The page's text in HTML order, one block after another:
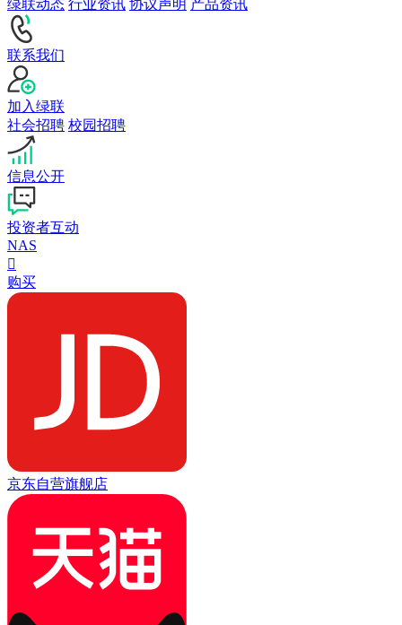
绿联动态 行业资讯 协议声明 产品资讯
联系我们
加入绿联
社会招聘 校园招聘
信息公开
投资者互动
NAS

购买
京东自营旗舰店